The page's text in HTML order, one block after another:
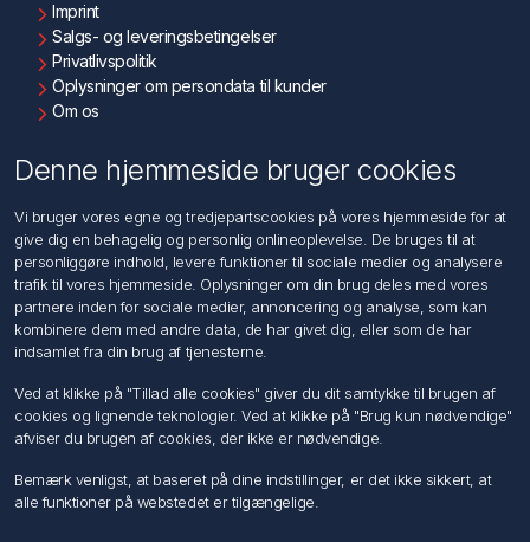
Imprint
Salgs- og leveringsbetingelser
Privatlivspolitik
Oplysninger om persondata til kunder
Om os
Søg
Min konto
Min konto
Ordrer
Adresser
Ansøg om Sælger konto
Følg os
Denne hjemmeside bruger cookies
Vi bruger vores egne og tredjepartscookies på vores hjemmeside for at
give dig en behagelig og personlig onlineoplevelse. De bruges til at
personliggøre indhold, levere funktioner til sociale medier og analysere
trafik til vores hjemmeside. Oplysninger om din brug deles med vores
partnere inden for sociale medier, annoncering og analyse, som kan
kombinere dem med andre data, de har givet dig, eller som de har
indsamlet fra din brug af tjenesterne.
Ved at klikke på "Tillad alle cookies" giver du dit samtykke til brugen af
cookies og lignende teknologier. Ved at klikke på "Brug kun nødvendige"
afviser du brugen af cookies, der ikke er nødvendige.
Bemærk venligst, at baseret på dine indstillinger, er det ikke sikkert, at
alle funktioner på webstedet er tilgængelige.